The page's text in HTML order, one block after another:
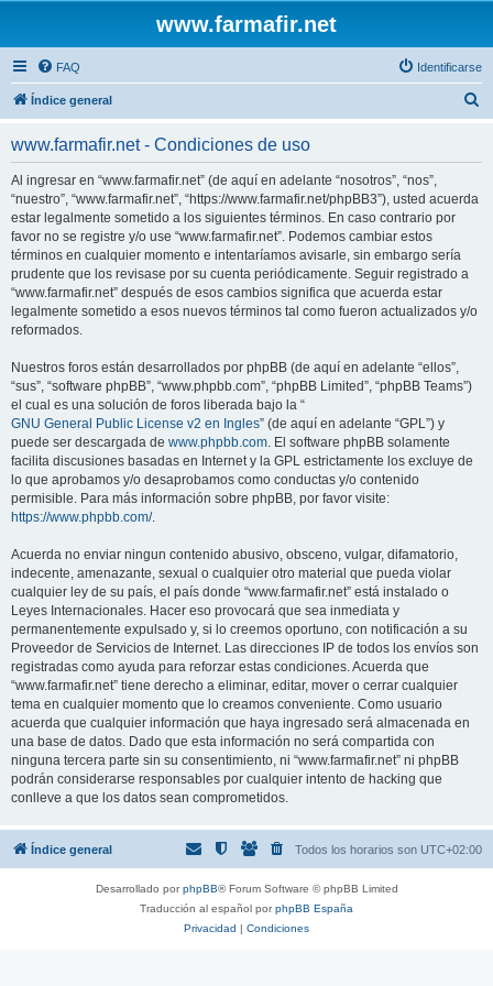
www.farmafir.net
FAQ Identificarse
Índice general
www.farmafir.net - Condiciones de uso
Al ingresar en “www.farmafir.net” (de aquí en adelante “nosotros”, “nos”,
“nuestro”, “www.farmafir.net”, “https://www.farmafir.net/phpBB3”), usted acuerda
estar legalmente sometido a los siguientes términos. En caso contrario por
favor no se registre y/o use “www.farmafir.net”. Podemos cambiar estos
términos en cualquier momento e intentaríamos avisarle, sin embargo sería
prudente que los revisase por su cuenta periódicamente. Seguir registrado a
“www.farmafir.net” después de esos cambios significa que acuerda estar
legalmente sometido a esos nuevos términos tal como fueron actualizados y/o
reformados.
Nuestros foros están desarrollados por phpBB (de aquí en adelante “ellos”,
“sus”, “software phpBB”, “www.phpbb.com”, “phpBB Limited”, “phpBB Teams”)
el cual es una solución de foros liberada bajo la “
GNU General Public License v2 en Ingles” (de aquí en adelante “GPL”) y
puede ser descargada de www.phpbb.com. El software phpBB solamente
facilita discusiones basadas en Internet y la GPL estrictamente los excluye de
lo que aprobamos y/o desaprobamos como conductas y/o contenido
permisible. Para más información sobre phpBB, por favor visite:
https://www.phpbb.com/.
Acuerda no enviar ningun contenido abusivo, obsceno, vulgar, difamatorio,
indecente, amenazante, sexual o cualquier otro material que pueda violar
cualquier ley de su país, el país donde “www.farmafir.net” está instalado o
Leyes Internacionales. Hacer eso provocará que sea inmediata y
permanentemente expulsado y, si lo creemos oportuno, con notificación a su
Proveedor de Servicios de Internet. Las direcciones IP de todos los envíos son
registradas como ayuda para reforzar estas condiciones. Acuerda que
“www.farmafir.net” tiene derecho a eliminar, editar, mover o cerrar cualquier
tema en cualquier momento que lo creamos conveniente. Como usuario
acuerda que cualquier información que haya ingresado será almacenada en
una base de datos. Dado que esta información no será compartida con
ninguna tercera parte sin su consentimiento, ni “www.farmafir.net” ni phpBB
podrán considerarse responsables por cualquier intento de hacking que
conlleve a que los datos sean comprometidos.
Índice general Todos los horarios son UTC+02:00
Desarrollado porphpBB® Forum Software © phpBB Limited
Traducción al español porphpBB España
Privacidad | Condiciones